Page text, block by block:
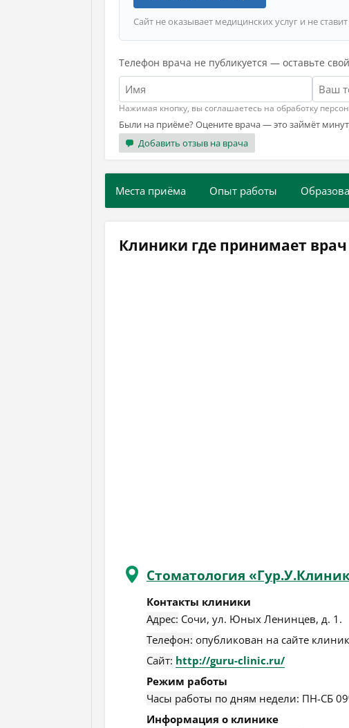
Сайт не оказывает медицинских услуг и не
Телефон врача не публикуется — оставьте
Нажимая кнопку, вы соглашаетесь на обработку
Были на приёме? Оцените врача — это займёт
Добавить отзыв на врача
Места приёма Опыт работы
Клиники где принимает
Стоматология
Контакты клиники
Адрес: Сочи, ул. Юных Ленинцев, д. 1 .
Телефон: опубликован на сайте
Сайт: http://guru-clinic.ru/
Режим работы
Часы работы по дням недели: ПН-СБ 09
Информация о клинике